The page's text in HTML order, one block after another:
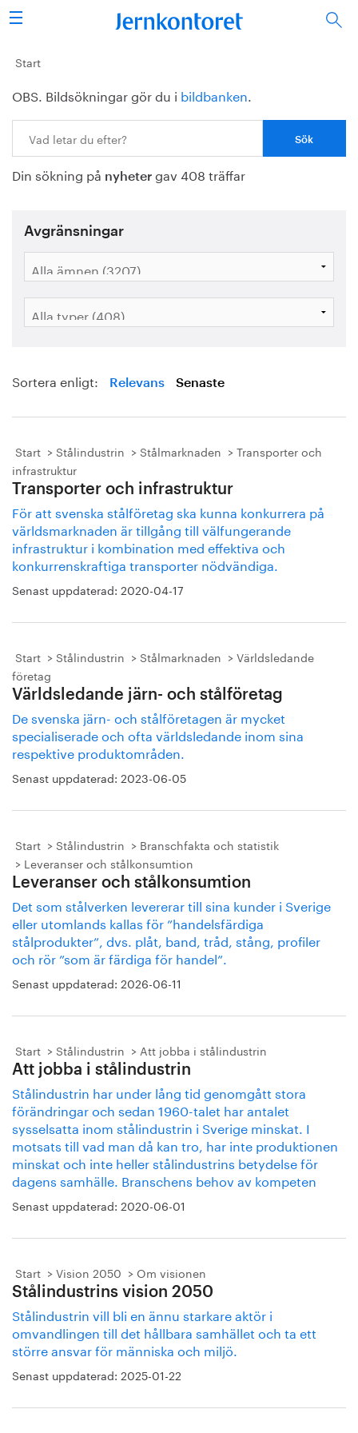
Sök
Stålindustrin
Vision 2050
Forskning/utbildning
Energi/miljö
Vi tycker
Bildbank
Start
OBS. Bildsökningar gör du i bildbanken.
Din sökning på nyheter gav 408 träffar
Avgränsningar
Sortera enligt: Relevans Senaste
Start Stålindustrin Stålmarknaden
Transporter och
infrastruktur
Transporter och infrastruktur
För att svenska stålföretag ska kunna konkurrera på
världsmarknaden är tillgång till välfungerande
infrastruktur i kombination med effektiva och
konkurrenskraftiga transporter nödvändiga.
Senast uppdaterad: 2020-04-17
Start Stålindustrin Stålmarknaden
Världsledande
företag
Världsledande järn- och stålföretag
De svenska järn- och stålföretagen är mycket
specialiserade och ofta världsledande inom sina
respektive produktområden.
Senast uppdaterad: 2023-06-05
Start Stålindustrin
Branschfakta och statistik
Leveranser och stålkonsumtion
Leveranser och stålkonsumtion
Det som stålverken levererar till sina kunder i Sverige
eller utomlands kallas för ”handelsfärdiga
stålprodukter”, dvs. plåt, band, tråd, stång, profiler
och rör ”som är färdiga för handel”.
Senast uppdaterad: 2026-06-11
Start Stålindustrin Att jobba i stålindustrin
Att jobba i stålindustrin
Stålindustrin har under lång tid genomgått stora
förändringar och sedan 1960-talet har antalet
sysselsatta inom stålindustrin i Sverige minskat. I
motsats till vad man då kan tro, har inte produktionen
minskat och inte heller stålindustrins betydelse för
dagens samhälle. Branschens behov av kompeten
Senast uppdaterad: 2020-06-01
Start Vision 2050 Om visionen
Stålindustrins vision 2050
Stålindustrin vill bli en ännu starkare aktör i
omvandlingen till det hållbara samhället och ta ett
större ansvar för människa och miljö.
Senast uppdaterad: 2025-01-22